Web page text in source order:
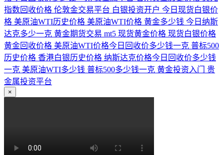
指数回收价格 伦敦金交易平台 白银投资开户 今日现货白银价
格 美原油WTI历史价格 美原油WTI价格 黄金多少钱 今日纳斯
达克多少一克 黄金期货交易 mt5 现货黄金价格 现货白银价格
黄金回收价格 美原油WTI价格今日回收价多少钱一克 普标500
历史价格 香港白银历史价格 纳斯达克价格今日回收价多少钱
一克 美原油WTI多少钱 普标500多少钱一克 黄金投资入门 贵
金属投资平台
×